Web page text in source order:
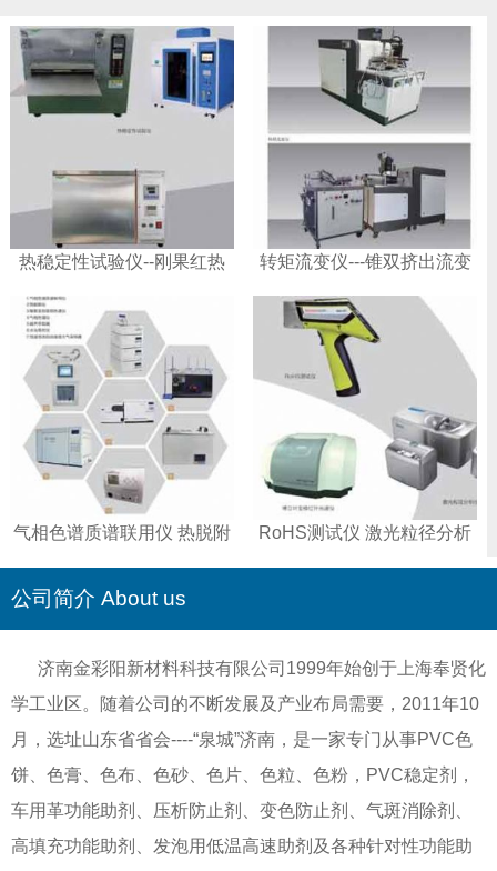
热稳定性试验仪--刚果红热
转矩流变仪---锥双挤出流变
气相色谱质谱联用仪 热脱附
RoHS测试仪 激光粒径分析
公司简介 About us
济南金彩阳新材料科技有限公司1999年始创于上海奉贤化
学工业区。随着公司的不断发展及产业布局需要，2011年10
月，选址山东省省会----“泉城”济南，是一家专门从事PVC色
饼、色膏、色布、色砂、色片、色粒、色粉，PVC稳定剂，
车用革功能助剂、压析防止剂、变色防止剂、气斑消除剂、
高填充功能助剂、发泡用低温高速助剂及各种针对性功能助